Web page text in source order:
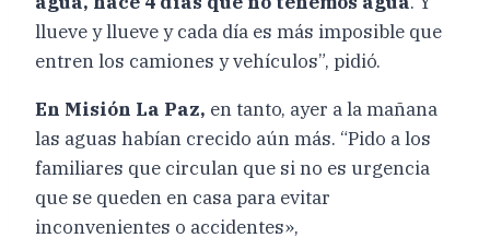
llueve y llueve y cada día es más imposible que
entren los camiones y vehículos”, pidió.
En Misión La Paz, en tanto, ayer a la mañana
las aguas habían crecido aún más. “Pido a los
familiares que circulan que si no es urgencia
que se queden en casa para evitar
inconvenientes o accidentes»,